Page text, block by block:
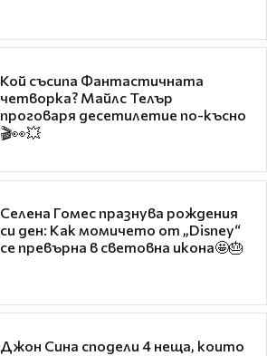
Кой съсипа Фантастичната
четворка? Майлс Телър
проговаря десетилетие по-късно
🎬👀💥
Селена Гомес празнува рождения
си ден: Как момичето от „Disney“
се превърна в световна икона🤩🎂
Джон Сина сподели 4 неща, които